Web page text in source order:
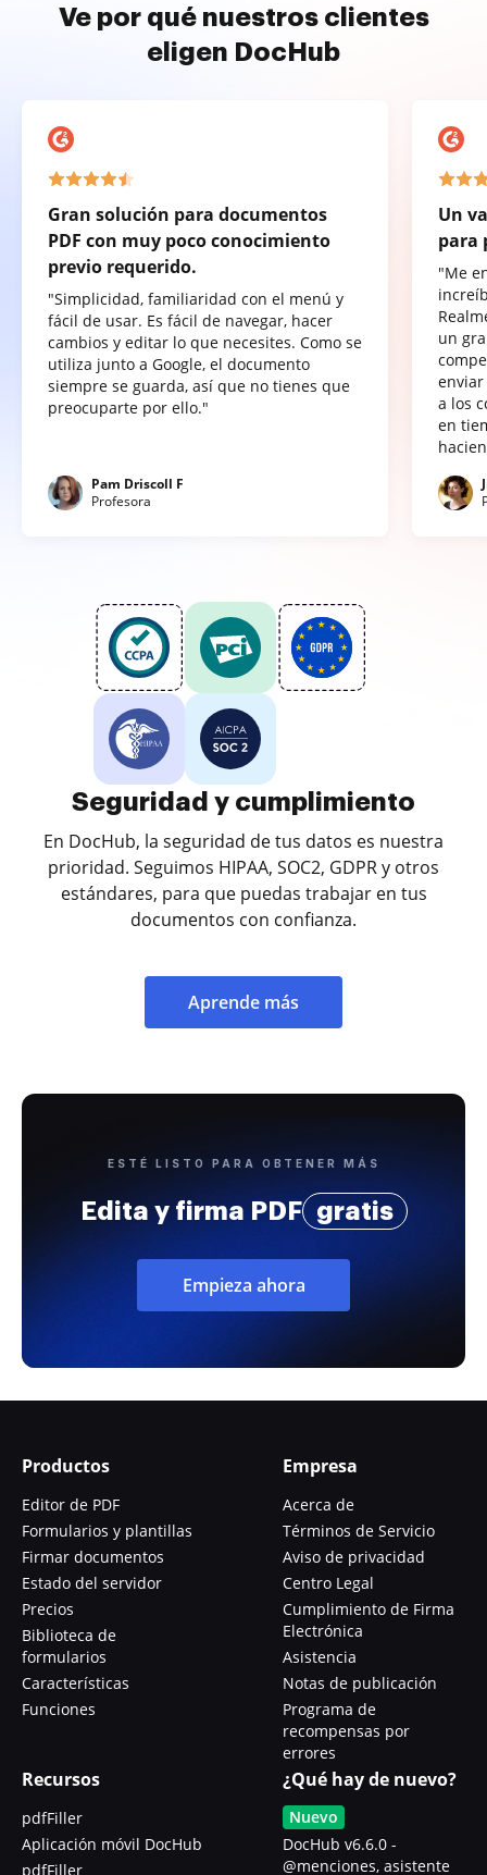
Ve por qué nuestros clientes
eligen DocHub
Gran solución para documentos
PDF con muy poco conocimiento
previo requerido.
"Simplicidad, familiaridad con el menú y
fácil de usar. Es fácil de navegar, hacer
cambios y editar lo que necesites. Como se
utiliza junto a Google, el documento
siempre se guarda, así que no tienes que
preocuparte por ello."
Pam Driscoll F
Profesora
Un
para
"Me
un
a los
en
Seguridad y cumplimiento
En DocHub, la seguridad de tus datos es nuestra
prioridad. Seguimos HIPAA, SOC2, GDPR y otros
estándares, para que puedas trabajar en tus
documentos con confianza.
Aprende más
ESTÉ LISTO PARA OBTENER MÁS
Edita y firma PDF gratis
Empieza ahora
Productos
Editor de PDF
Formularios y plantillas
Firmar documentos
Estado del servidor
Precios
Biblioteca de
formularios
Características
Funciones
Empresa
Acerca de
Términos de Servicio
Aviso de privacidad
Centro Legal
Cumplimiento de Firma
Electrónica
Asistencia
Notas de publicación
Programa de
recompensas por
errores
Recursos
pdfFiller
Aplicación móvil DocHub
pdfFiller
¿Qué hay de nuevo?
Nuevo
DocHub v6.6.0 -
@menciones, asistente